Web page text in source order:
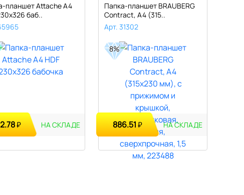
планшет Attache A4
баб..
₽ НА СКЛАДЕ
Папка-планшет BRAUBERG
Contract, А4 (315..
Арт. 31302
8%
886.51₽ НА СКЛАДЕ